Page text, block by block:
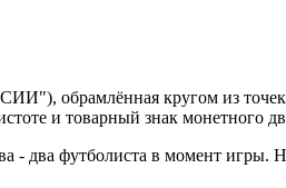
обрамлённая кругом из
и товарный знак монетного
- два футболиста в момент игры.